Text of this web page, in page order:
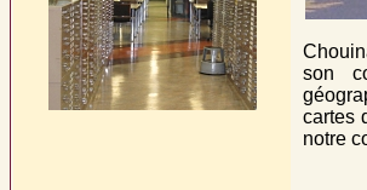
son
cartes
notre